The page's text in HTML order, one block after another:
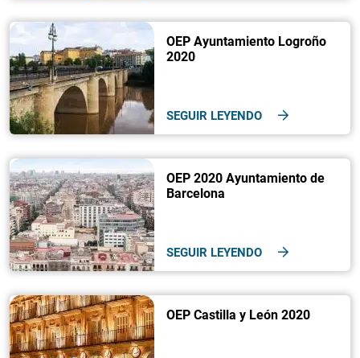
OEP Ayuntamiento Logroño
2020
SEGUIR LEYENDO
OEP 2020 Ayuntamiento de
Barcelona
SEGUIR LEYENDO
OEP Castilla y León 2020